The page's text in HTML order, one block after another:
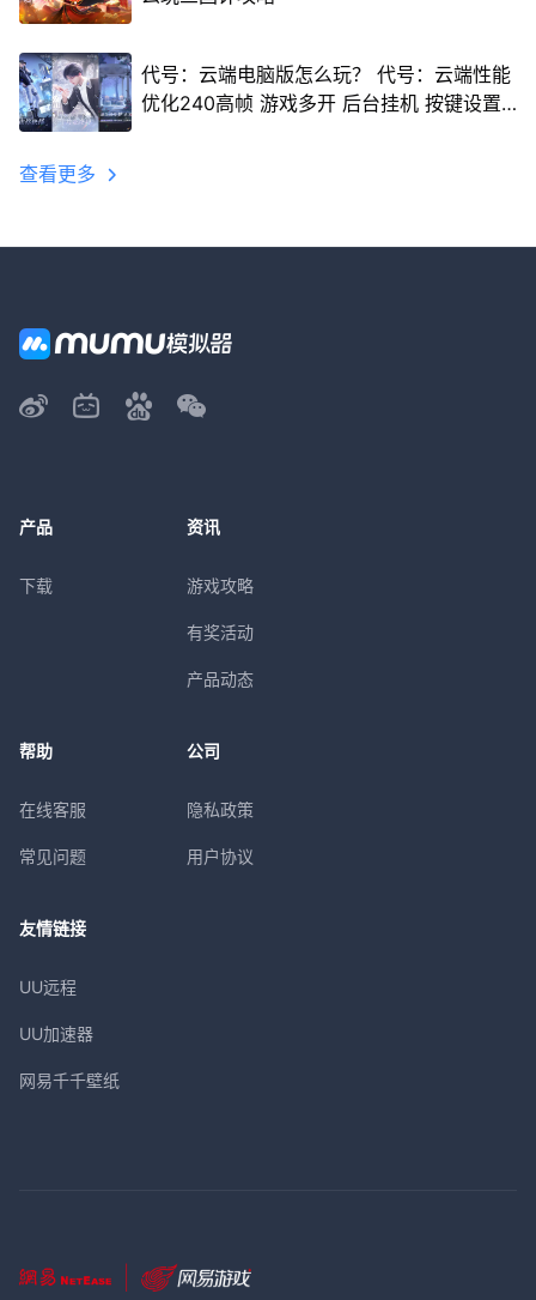
代号：云端电脑版怎么玩？ 代号：云端性能
优化240高帧 游戏多开 后台挂机 按键设置
查看更多
产品
下载
资讯
游戏攻略
有奖活动
产品动态
帮助
在线客服
常见问题
公司
隐私政策
用户协议
友情链接
UU远程
UU加速器
网易千千壁纸